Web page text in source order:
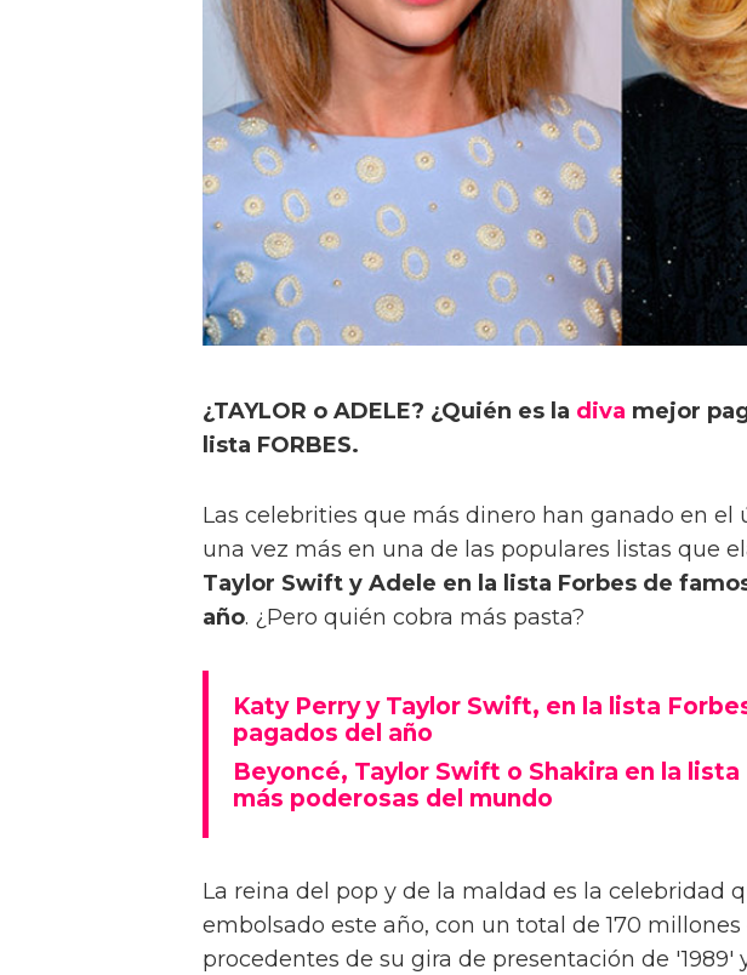
¿TAYLOR o ADELE? ¿Quién es la diva mejor
lista FORBES.
Las celebrities que más dinero han ganado en el
una vez más en una de las populares listas que
Taylor Swift y Adele en la lista Forbes de
año. ¿Pero quién cobra más pasta?
Katy Perry y Taylor Swift, en la lista
pagados del año
Beyoncé, Taylor Swift o Shakira en la
más poderosas del mundo
La reina del pop y de la maldad es la celebridad
embolsado este año, con un total de 170
procedentes de su gira de presentación de '1989'